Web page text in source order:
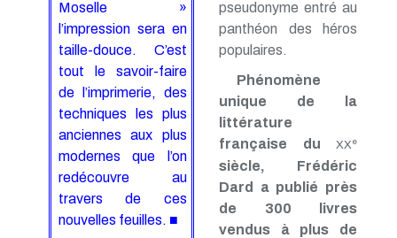
Moselle »
l’impression sera en
taille-douce. C’est
tout le savoir-faire
de l’imprimerie, des
techniques les plus
anciennes aux plus
modernes que l’on
redécouvre au
travers de ces
nouvelles feuilles. ■
pseudonyme entré au
panthéon des héros
populaires.
Phénomène
unique de la
littérature
française du
XX e
siècle, Frédéric
Dard a publié près
de 300 livres
vendus à plus de